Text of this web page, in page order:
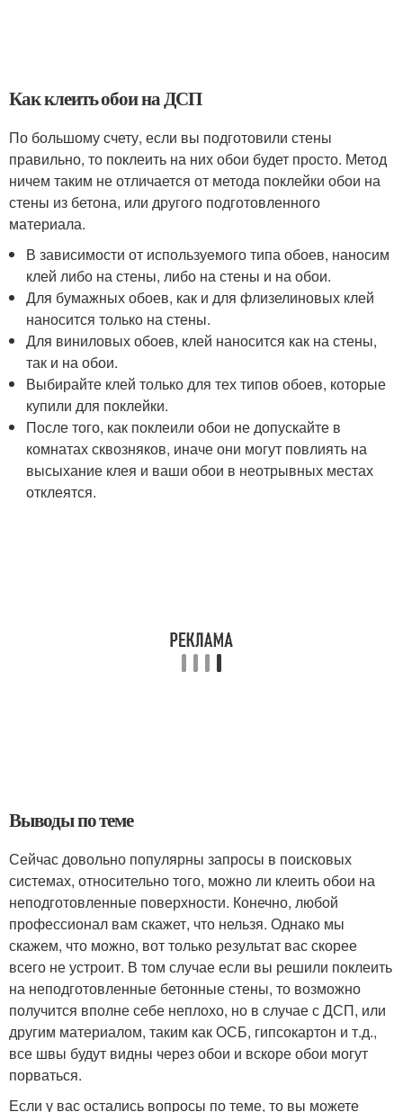
Как клеить обои на ДСП
По большому счету, если вы подготовили стены
правильно, то поклеить на них обои будет просто. Метод
ничем таким не отличается от метода поклейки обои на
стены из бетона, или другого подготовленного
материала.
В зависимости от используемого типа обоев, наносим
клей либо на стены, либо на стены и на обои.
Для бумажных обоев, как и для флизелиновых клей
наносится только на стены.
Для виниловых обоев, клей наносится как на стены,
так и на обои.
Выбирайте клей только для тех типов обоев, которые
купили для поклейки.
После того, как поклеили обои не допускайте в
комнатах сквозняков, иначе они могут повлиять на
высыхание клея и ваши обои в неотрывных местах
отклеятся.
Выводы по теме
Сейчас довольно популярны запросы в поисковых
системах, относительно того, можно ли клеить обои на
неподготовленные поверхности. Конечно, любой
профессионал вам скажет, что нельзя. Однако мы
скажем, что можно, вот только результат вас скорее
всего не устроит. В том случае если вы решили поклеить
на неподготовленные бетонные стены, то возможно
получится вполне себе неплохо, но в случае с ДСП, или
другим материалом, таким как ОСБ, гипсокартон и т.д.,
все швы будут видны через обои и вскоре обои могут
порваться.
Если у вас остались вопросы по теме, то вы можете